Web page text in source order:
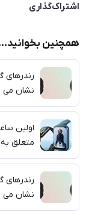
اشتراک‌گذاری
همچنین
نشان می
متعلق
نشان می